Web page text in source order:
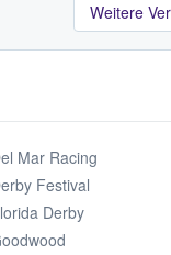
Weitere
Mar Racing
Festival
Derby